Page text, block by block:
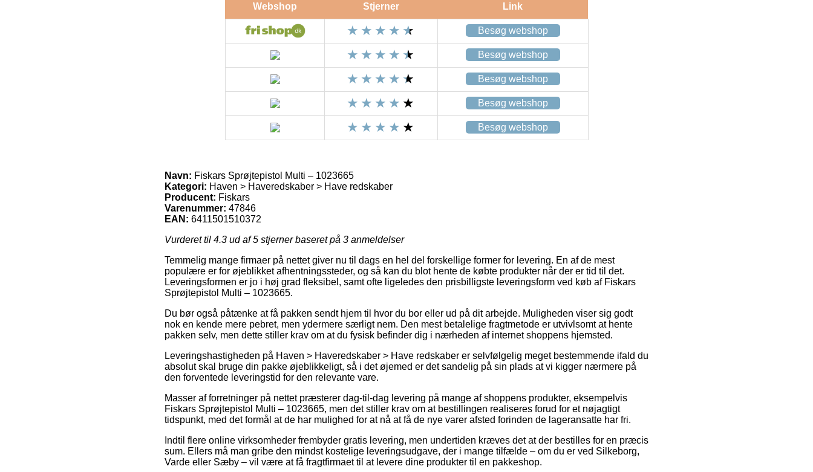
Webshop Stjerner Link
Besøg webshop
Besøg webshop
Besøg webshop
Besøg webshop
Besøg webshop
Navn: Fiskars Sprøjtepistol Multi – 1023665
Kategori: Haven > Haveredskaber > Have redskaber
Producent: Fiskars
Varenummer: 47846
EAN: 6411501510372
Vurderet til 4.3 ud af 5 stjerner baseret på 3 anmeldelser
Temmelig mange firmaer på nettet giver nu til dags en hel del forskellige former for levering. En af de mest
populære er for øjeblikket afhentningssteder, og så kan du blot hente de købte produkter når der er tid til det.
Leveringsformen er jo i høj grad fleksibel, samt ofte ligeledes den prisbilligste leveringsform ved køb af Fiskars
Sprøjtepistol Multi – 1023665.
Du bør også påtænke at få pakken sendt hjem til hvor du bor eller ud på dit arbejde. Muligheden viser sig godt
nok en kende mere pebret, men ydermere særligt nem. Den mest betalelige fragtmetode er utvivlsomt at hente
pakken selv, men dette stiller krav om at du fysisk befinder dig i nærheden af internet shoppens hjemsted.
Leveringshastigheden på Haven > Haveredskaber > Have redskaber er selvfølgelig meget bestemmende ifald du
absolut skal bruge din pakke øjeblikkeligt, så i det øjemed er det sandelig på sin plads at vi kigger nærmere på
den forventede leveringstid for den relevante vare.
Masser af forretninger på nettet præsterer dag-til-dag levering på mange af shoppens produkter, eksempelvis
Fiskars Sprøjtepistol Multi – 1023665, men det stiller krav om at bestillingen realiseres forud for et nøjagtigt
tidspunkt, med det formål at de har mulighed for at nå at få de nye varer afsted forinden de lageransatte har fri.
Indtil flere online virksomheder frembyder gratis levering, men undertiden kræves det at der bestilles for en præcis
sum. Ellers må man gribe den mindst kostelige leveringsudgave, der i mange tilfælde – om du er ved Silkeborg,
Varde eller Sæby – vil være at få fragtfirmaet til at levere dine produkter til en pakkeshop.